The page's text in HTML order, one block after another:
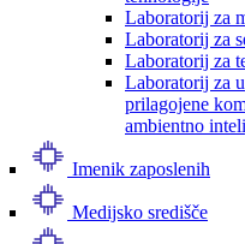
Laboratorij za
Laboratorij za
Laboratorij za
Laboratorij za
prilagojene
ambientno
Imenik zaposlenih
Medijsko središče